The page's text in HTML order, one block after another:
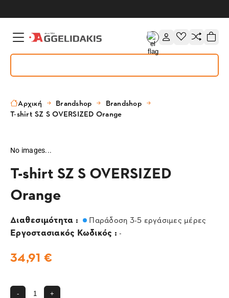
Αρχική Brandshop
Brandshop
T-shirt SZ S OVERSIZED Orange
No images...
T-shirt SZ S OVERSIZED
Orange
Διαθεσιμότητα : Παράδοση 3-5 εργάσιμες μέρες
Εργοστασιακός Κωδικός : -
34,91 €
- +